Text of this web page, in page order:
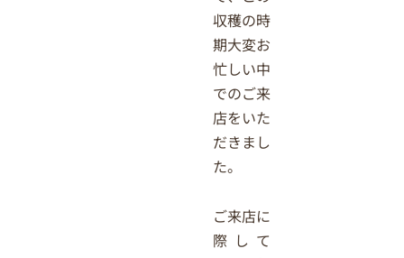
収穫の時
期大変お
忙しい中
でのご来
店をいた
だきまし
た。
ご来店に
際して